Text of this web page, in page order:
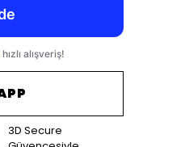
3D Secure